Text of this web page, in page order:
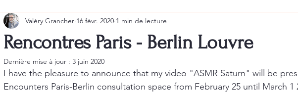
Rencontres Paris - Berlin Louvre
Valéry Grancher 16 févr. 2020 1 min de lecture
Dernière mise à jour : 3 juin 2020
I have the pleasure to announce that my video "ASMR Saturn" will be
Encounters Paris-Berlin consultation space from February 25 until March 1